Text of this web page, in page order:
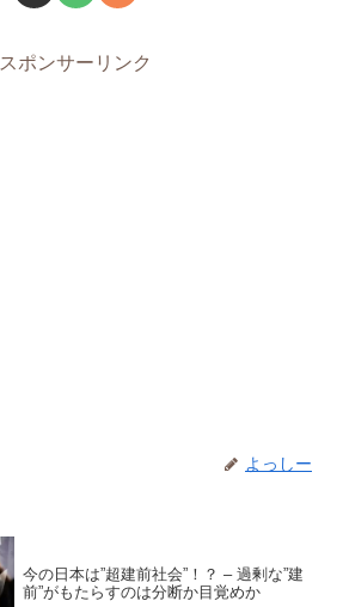
スポンサーリンク
よっしー
今の日本は”超建前社会”！？ – 過剰な”建
前”がもたらすのは分断か目覚めか